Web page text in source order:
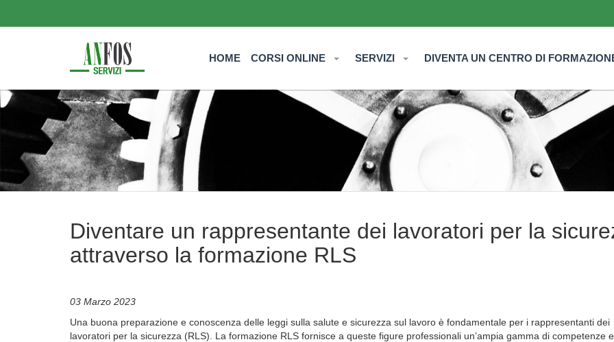
HOME CORSI ONLINE SERVIZI DIVENTA UN CENTRO DI
Diventare un rappresentante dei lavoratori per la
attraverso la formazione RLS
03 Marzo 2023
Una buona preparazione e conoscenza delle leggi sulla salute e sicurezza sul lavoro è fondamentale per i rappresentanti dei
lavoratori per la sicurezza (RLS). La formazione RLS fornisce a queste figure professionali un’ampia gamma di competenze